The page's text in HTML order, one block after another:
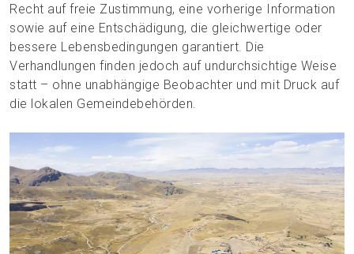
Recht auf freie Zustimmung, eine vorherige Information
sowie auf eine Entschädigung, die gleichwertige oder
bessere Lebensbedingungen garantiert. Die
Verhandlungen finden jedoch auf undurchsichtige Weise
statt – ohne unabhängige Beobachter und mit Druck auf
die lokalen Gemeindebehörden.